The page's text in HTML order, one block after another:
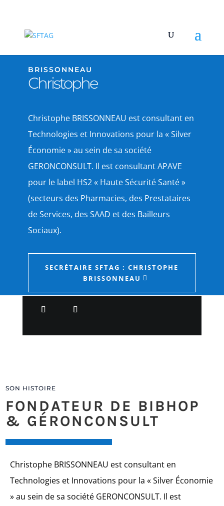
BRISSONNEAU
Christophe
Christophe BRISSONNEAU est consultant en
Technologies et Innovations pour la « Silver
Économie » au sein de sa société
GERONCONSULT. Il est consultant APAVE
pour le label HS2 « Haute Sécurité Santé »
(secteurs des Pharmacies, des Prestataires
de Services, des SAAD et des Bailleurs
Sociaux).
SECRÉTAIRE SFTAG : CHRISTOPHE
BRISSONNEAU
SON HISTOIRE
FONDATEUR DE BIBHOP
& GÉRONCONSULT
Christophe BRISSONNEAU est consultant en
Technologies et Innovations pour la « Silver Économie
» au sein de sa société GERONCONSULT. Il est